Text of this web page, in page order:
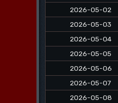
2026-05-02
2026-05-03
2026-05-04
2026-05-05
2026-05-06
2026-05-07
2026-05-08